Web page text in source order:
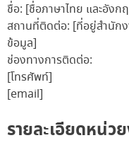
ชื่อ: [ชื่อภาษาไทย และอังก
สถานที่ติดต่อ: [ที่อยู่สำนัก
ข้อมูล]
ช่องทางการติดต่อ:
[โทรศัพท์]
[email]
รายละเอียดหน่ว